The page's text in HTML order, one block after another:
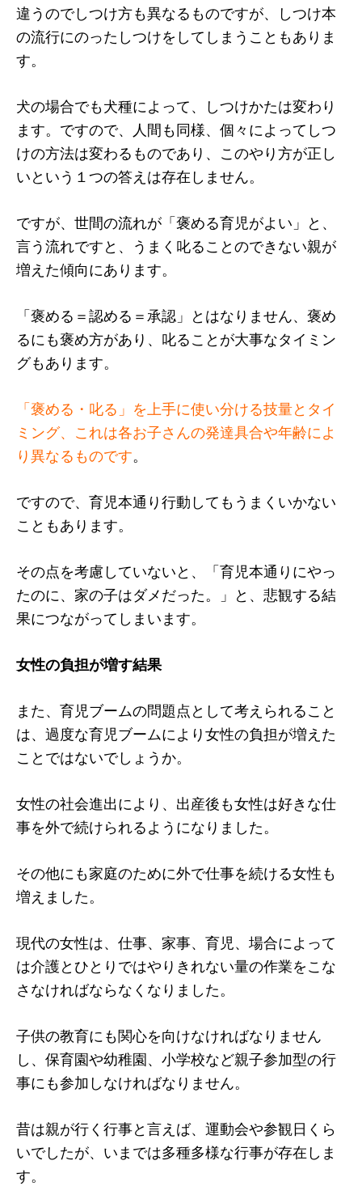
違うのでしつけ方も異なるものですが、しつけ本
の流行にのったしつけをしてしまうこともありま
す。
犬の場合でも犬種によって、しつけかたは変わり
ます。ですので、人間も同様、個々によってしつ
けの方法は変わるものであり、このやり方が正し
いという１つの答えは存在しません。
ですが、世間の流れが「褒める育児がよい」と、
言う流れですと、うまく叱ることのできない親が
増えた傾向にあります。
「褒める＝認める＝承認」とはなりません、褒め
るにも褒め方があり、叱ることが大事なタイミン
グもあります。
「褒める・叱る」を上手に使い分ける技量とタイ
ミング、これは各お子さんの発達具合や年齢によ
り異なるものです。
ですので、育児本通り行動してもうまくいかない
こともあります。
その点を考慮していないと、「育児本通りにやっ
たのに、家の子はダメだった。」と、悲観する結
果につながってしまいます。
女性の負担が増す結果
また、育児ブームの問題点として考えられること
は、過度な育児ブームにより女性の負担が増えた
ことではないでしょうか。
女性の社会進出により、出産後も女性は好きな仕
事を外で続けられるようになりました。
その他にも家庭のために外で仕事を続ける女性も
増えました。
現代の女性は、仕事、家事、育児、場合によって
は介護とひとりではやりきれない量の作業をこな
さなければならなくなりました。
子供の教育にも関心を向けなければなりません
し、保育園や幼稚園、小学校など親子参加型の行
事にも参加しなければなりません。
昔は親が行く行事と言えば、運動会や参観日くら
いでしたが、いまでは多種多様な行事が存在しま
す。